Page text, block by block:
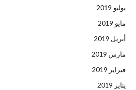
يوليو 2019
مايو 2019
أبريل 2019
مارس 2019
فبراير 2019
يناير 2019